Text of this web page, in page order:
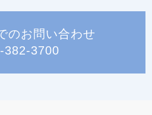
のお問い合わせ
382-3700